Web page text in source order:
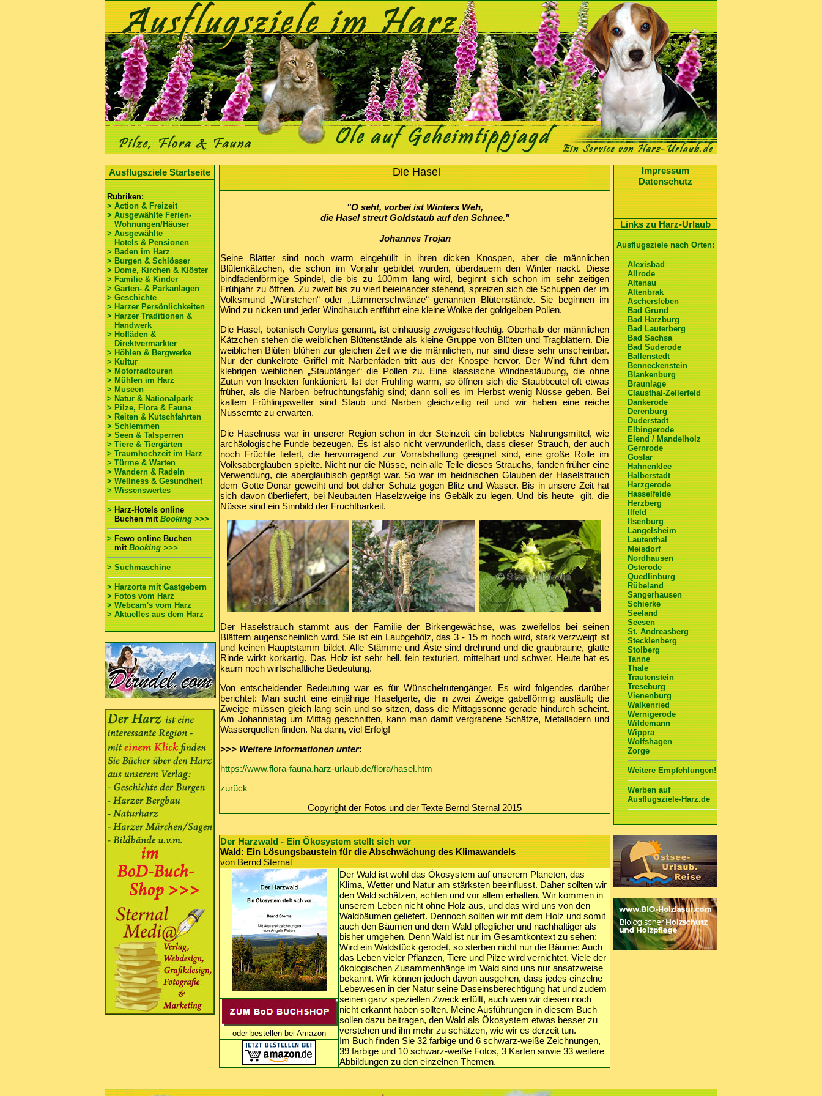
Ausflugsziele Startseite
Rubriken:
> Action & Freizeit
> Ausgewählte Ferien-
Wohnungen/Häuser
> Ausgewählte
Hotels & Pensionen
> Baden im Harz
> Burgen & Schlösser
> Dome, Kirchen & Klöster
> Familie & Kinder
> Garten- & Parkanlagen
> Geschichte
> Harzer Persönlichkeiten
> Harzer Traditionen &
Handwerk
> Hofläden &
Direktvermarkter
> Höhlen & Bergwerke
> Kultur
> Motorradtouren
> Mühlen im Harz
> Museen
> Natur & Nationalpark
> Pilze, Flora & Fauna
> Reiten & Kutschfahrten
> Schlemmen
> Seen & Talsperren
> Tiere & Tiergärten
> Traumhochzeit im Harz
> Türme & Warten
> Wandern & Radeln
> Wellness & Gesundheit
> Wissenswertes
>Harz-Hotels online
Buchen mit Booking >>>
>Fewo online Buchen
mitBooking >>>
> Suchmaschine
> Harzorte mit Gastgebern
> Fotos vom Harz
> Webcam's vom Harz
> Aktuelles aus dem Harz
Die Hasel
"O seht, vorbei ist Winters Weh,
die Hasel streut Goldstaub auf den Schnee."
Johannes Trojan
Seine Blätter sind noch warm eingehüllt in ihren dicken Knospen, aber die männlichen
Blütenkätzchen, die schon im Vorjahr gebildet wurden, überdauern den Winter nackt. Diese
bindfadenförmige Spindel, die bis zu 100mm lang wird, beginnt sich schon im sehr zeitigen
Frühjahr zu öffnen. Zu zweit bis zu viert beieinander stehend, spreizen sich die Schuppen der im
Volksmund „Würstchen“ oder „Lämmerschwänze“ genannten Blütenstände. Sie beginnen im
Wind zu nicken und jeder Windhauch entführt eine kleine Wolke der goldgelben Pollen.
Die Hasel, botanisch Corylus genannt, ist einhäusig zweigeschlechtig. Oberhalb der männlichen
Kätzchen stehen die weiblichen Blütenstände als kleine Gruppe von Blüten und Tragblättern. Die
weiblichen Blüten blühen zur gleichen Zeit wie die männlichen, nur sind diese sehr unscheinbar.
Nur der dunkelrote Griffel mit Narbenfäden tritt aus der Knospe hervor. Der Wind führt dem
klebrigen weiblichen „Staubfänger“ die Pollen zu. Eine klassische Windbestäubung, die ohne
Zutun von Insekten funktioniert. Ist der Frühling warm, so öffnen sich die Staubbeutel oft etwas
früher, als die Narben befruchtungsfähig sind; dann soll es im Herbst wenig Nüsse geben. Bei
kaltem Frühlingswetter sind Staub und Narben gleichzeitig reif und wir haben eine reiche
Nussernte zu erwarten.
Die Haselnuss war in unserer Region schon in der Steinzeit ein beliebtes Nahrungsmittel, wie
archäologische Funde bezeugen. Es ist also nicht verwunderlich, dass dieser Strauch, der auch
noch Früchte liefert, die hervorragend zur Vorratshaltung geeignet sind, eine große Rolle im
Volksaberglauben spielte. Nicht nur die Nüsse, nein alle Teile dieses Strauchs, fanden früher eine
Verwendung, die abergläubisch geprägt war. So war im heidnischen Glauben der Haselstrauch
dem Gotte Donar geweiht und bot daher Schutz gegen Blitz und Wasser. Bis in unsere Zeit hat
sich davon überliefert, bei Neubauten Haselzweige ins Gebälk zu legen. Und bis heute gilt, die
Nüsse sind ein Sinnbild der Fruchtbarkeit.
Der Haselstrauch stammt aus der Familie der Birkengewächse, was zweifellos bei seinen
Blättern augenscheinlich wird. Sie ist ein Laubgehölz, das 3 - 15 m hoch wird, stark verzweigt ist
und keinen Hauptstamm bildet. Alle Stämme und Äste sind drehrund und die graubraune, glatte
Rinde wirkt korkartig. Das Holz ist sehr hell, fein texturiert, mittelhart und schwer. Heute hat es
kaum noch wirtschaftliche Bedeutung.
Von entscheidender Bedeutung war es für Wünschelrutengänger. Es wird folgendes darüber
berichtet: Man sucht eine einjährige Haselgerte, die in zwei Zweige gabelförmig ausläuft; die
Zweige müssen gleich lang sein und so sitzen, dass die Mittagssonne gerade hindurch scheint.
Am Johannistag um Mittag geschnitten, kann man damit vergrabene Schätze, Metalladern und
Wasserquellen finden. Na dann, viel Erfolg!
>>> Weitere Informationen unter:
https://www.flora-fauna.harz-urlaub.de/flora/hasel.htm
zurück
Copyright der Fotos und der Texte Bernd Sternal 2015
Impressum
Datenschutz
Links zu Harz-Urlaub
Ausflugsziele nach Orten:
Alexisbad
Allrode
Altenau
Altenbrak
Aschersleben
Bad Grund
Bad Harzburg
Bad Lauterberg
Bad Sachsa
Bad Suderode
Ballenstedt
Benneckenstein
Blankenburg
Braunlage
Clausthal-Zellerfeld
Dankerode
Derenburg
Duderstadt
Elbingerode
Elend / Mandelholz
Gernrode
Goslar
Hahnenklee
Halberstadt
Harzgerode
Hasselfelde
Herzberg
Ilfeld
Ilsenburg
Langelsheim
Lautenthal
Meisdorf
Nordhausen
Osterode
Quedlinburg
Rübeland
Sangerhausen
Schierke
Seeland
Seesen
St. Andreasberg
Stecklenberg
Stolberg
Tanne
Thale
Trautenstein
Treseburg
Vienenburg
Walkenried
Wernigerode
Wildemann
Wippra
Wolfshagen
Zorge
Weitere Empfehlungen!
Werben auf
Ausflugsziele-Harz.de
Der Harzwald - Ein Ökosystem stellt sich vor
Wald: Ein Lösungsbaustein für die Abschwächung des Klimawandels
von Bernd Sternal
Der Wald ist wohl das Ökosystem auf unserem Planeten, das
Klima, Wetter und Natur am stärksten beeinflusst. Daher sollten wir
den Wald schätzen, achten und vor allem erhalten. Wir kommen in
unserem Leben nicht ohne Holz aus, und das wird uns von den
Waldbäumen geliefert. Dennoch sollten wir mit dem Holz und somit
auch den Bäumen und dem Wald pfleglicher und nachhaltiger als
bisher umgehen. Denn Wald ist nur im Gesamtkontext zu sehen:
Wird ein Waldstück gerodet, so sterben nicht nur die Bäume: Auch
das Leben vieler Pflanzen, Tiere und Pilze wird vernichtet. Viele der
ökologischen Zusammenhänge im Wald sind uns nur ansatzweise
bekannt. Wir können jedoch davon ausgehen, dass jedes einzelne
Lebewesen in der Natur seine Daseinsberechtigung hat und zudem
seinen ganz speziellen Zweck erfüllt, auch wen wir diesen noch
nicht erkannt haben sollten. Meine Ausführungen in diesem Buch
sollen dazu beitragen, den Wald als Ökosystem etwas besser zu
verstehen und ihn mehr zu schätzen, wie wir es derzeit tun.
Im Buch finden Sie 32 farbige und 6 schwarz-weiße Zeichnungen,
39 farbige und 10 schwarz-weiße Fotos, 3 Karten sowie 33 weitere
Abbildungen zu den einzelnen Themen.
oder bestellen bei Amazon